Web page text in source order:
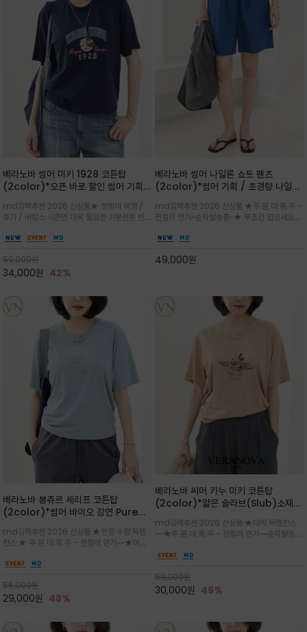
베라노바 썸머 미키 1928 코튼탑
(2color)*오픈 바로 할인 썸머 기획
★ 한정수량 제작 ★ 오가닉 코튼으로
빈티지 프린트로 여름 하의와 모두 잘어
울리는 그래픽
md강력추천 2026 신상품★ 핫썸머 여행 /
휴가 / 바캉스 시즌엔 더욱 필요한 기분전환 빈티
키 컬러 위에 빈티지한 크랙 효과의 레트로 감성
완성
59,000원
34,000원 42%
베라노바 썸머 나일론 쇼트 팬츠
(2color)*썸머 기획 / 초경량 나일론
가벼운 아이템 / 여행 / 일상 / 운동 모
두 가능한 아이템
md강력추천 2026 신상품 ★주.문.대.폭.주 -
전컬러 인기~순차발송중~★ 무조건 입으세요~~
입니다^^가볍고 드라이한 터치감의 나일론 소
룩, 모임룩, 데일리룩까지 다양하게
49,000원
베라노바 봉쥬르 세리프 코튼탑
(2color)*썸머 바이오 강연 Pure
성적인 프랑스어 수식어를 조합
md강력추천 2026 신상품 ★한정 수량 득템
찬스 ★ 주.문.대.폭.주 - 전컬러 인기~~★여름
여유로운 감성/피부에 닿는 순간 기분 좋은 청량
56,000원
29,000원 48%
베라노바 써머 카누 미키 코튼탑
(2color)*얇은 슬라브(Slub)소재
하며, 몸에 잘 달라붙지 않아 쾌적
md강력추천 2026 신상품 ★대박 득템찬스
~~★주.문.대.폭.주 - 전컬러 인기~~순차발송중
드롭숄더 핏과 부드러운 라운드넥이 편안하며, 앞
다.
59,000원
30,000원 49%